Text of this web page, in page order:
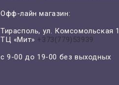
Офф-лайн магазин:
Тирасполь, ул. Комсомольская
ТЦ «Мит» +373(779)53939
с 9-00 до 19-00 без выходных